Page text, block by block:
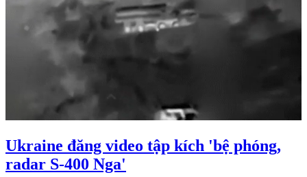
Ukraine đăng video tập kích 'bệ phóng,
radar S-400 Nga'